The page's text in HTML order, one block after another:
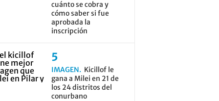
cuánto se cobra y
cómo saber si fue
aprobada la
inscripción
IMAGEN
Kicillof le
gana a Milei en 21 de
los 24 distritos del
conurbano